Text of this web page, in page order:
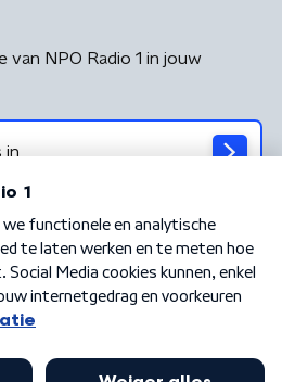
van NPO Radio 1 in jouw